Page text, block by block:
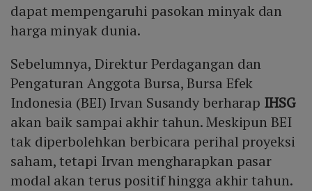
dapat mempengaruhi pasokan minyak dan
harga minyak dunia.
Sebelumnya, Direktur Perdagangan dan
Pengaturan Anggota Bursa, Bursa Efek
Indonesia (BEI) Irvan Susandy berharap IHSG
akan baik sampai akhir tahun. Meskipun BEI
tak diperbolehkan berbicara perihal proyeksi
saham, tetapi Irvan mengharapkan pasar
modal akan terus positif hingga akhir tahun.